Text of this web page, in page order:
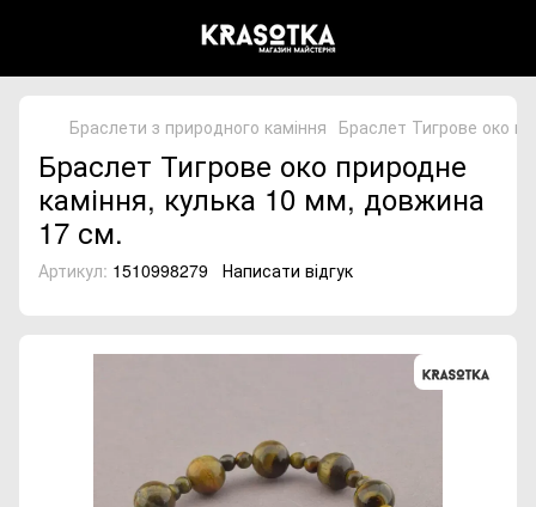
Браслети з природного каміння Браслет Тигрове око
Браслет Тигрове око природне
каміння, кулька 10 мм, довжина
17 см.
Артикул: 1510998279 Написати відгук